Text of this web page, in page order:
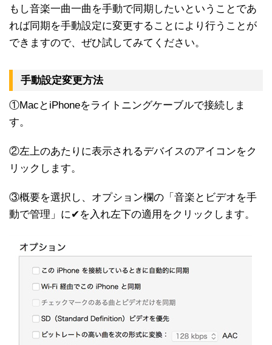
もし音楽一曲一曲を手動で同期したいということであ
れば同期を手動設定に変更することにより行うことが
できますので、ぜひ試してみてください。
手動設定変更方法
①MacとiPhoneをライトニングケーブルで接続しま
す。
②左上のあたりに表示されるデバイスのアイコンをク
リックします。
③概要を選択し、オプション欄の「音楽とビデオを手
動で管理」に✔︎を入れ左下の適用をクリックします。